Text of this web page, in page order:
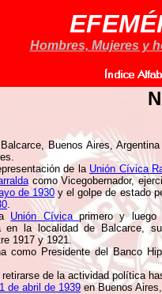
Hombres, Mujeres y
Buenos Aires,
de la Unión Cívica
como Vicegobernador,
de 1930 y el golpe de estado
.
Unión Cívicaprimero y
en la localidad de Balcarce,
1917 y 1921.
como Presidente del Banco
de la actividad política
de abril de 1939en Buenos